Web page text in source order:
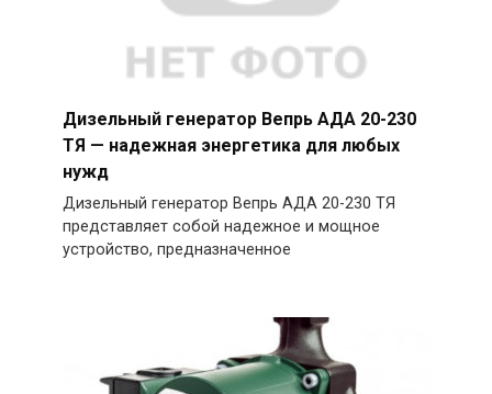
Дизельный генератор Вепрь АДА 20-230
ТЯ — надежная энергетика для любых
нужд
Дизельный генератор Вепрь АДА 20-230 ТЯ
представляет собой надежное и мощное
устройство, предназначенное